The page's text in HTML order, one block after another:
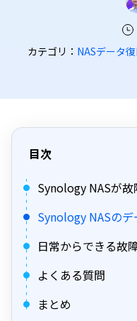
カテゴリ： NASデータ
目次
Synology NASが
Synology NASの
日常からできる故
よくある質問
まとめ